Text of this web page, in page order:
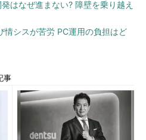
はなぜ進まない? 障壁を乗り越え
情シスが苦労 PC運用の負担はど
事